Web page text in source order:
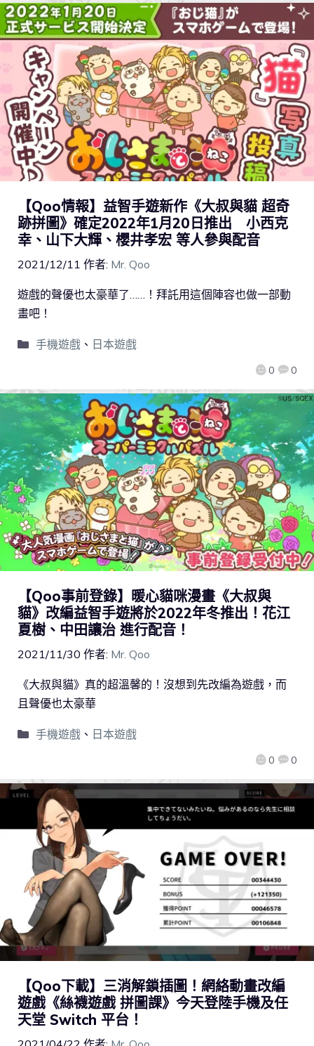
【Qoo情報】益智手遊新作《大叔與貓 超奇
跡拼圖》確定2022年1月20日推出 小西克
幸、山下大輝、櫻井孝宏 等人參與配音
2021/12/11 作者: Mr. Qoo
0 0
遊戲的聲優也太豪華了……！拜託用這個陣容也做一部動
畫吧！
手機遊戲、 日本遊戲
【Qoo事前登錄】暖心貓咪漫畫《大叔與
貓》改編益智手遊將於2022年冬推出！花江
夏樹、中田讓治 進行配音！
2021/11/30 作者: Mr. Qoo
0 0
《大叔與貓》真的超溫馨的！沒想到先改編為遊戲，而
且聲優也太豪華
手機遊戲、 日本遊戲
【Qoo下載】三消解鎖插圖！網絡動畫改編
遊戲《絲襪遊戲 拼圖課》今天登陸手機及任
天堂 Switch 平台！